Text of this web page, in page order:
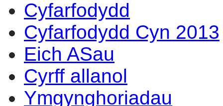
Cyfarfodydd
Cyfarfodydd Cyn 2013
Eich ASau
Cyrff allanol
Ymgynghoriadau